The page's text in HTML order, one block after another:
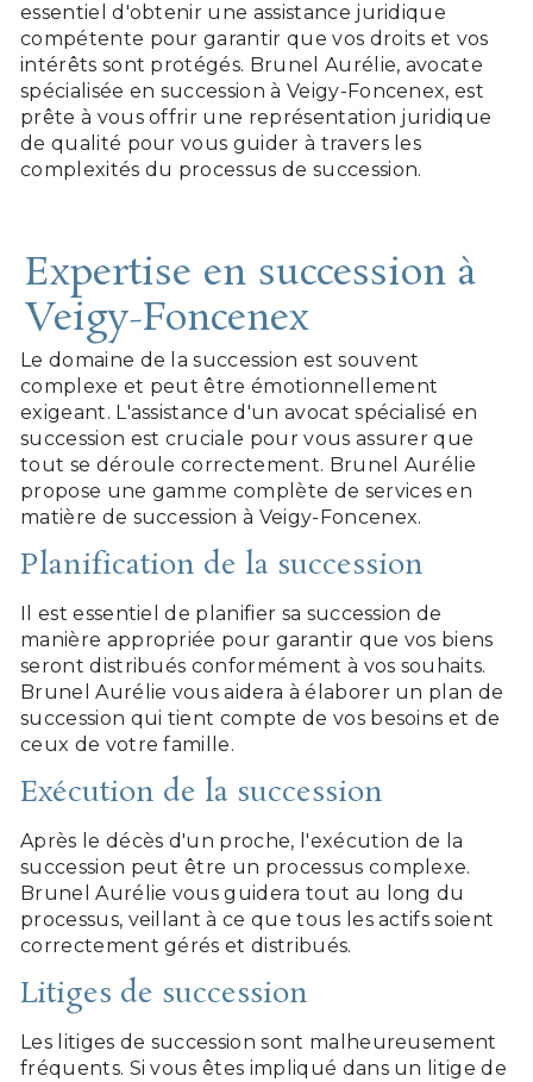
essentiel d'obtenir une assistance juridique
compétente pour garantir que vos droits et vos
intérêts sont protégés. Brunel Aurélie, avocate
spécialisée en succession à Veigy-Foncenex, est
prête à vous offrir une représentation juridique
de qualité pour vous guider à travers les
complexités du processus de succession.
Expertise en succession à
Veigy-Foncenex
Le domaine de la succession est souvent
complexe et peut être émotionnellement
exigeant. L'assistance d'un avocat spécialisé en
succession est cruciale pour vous assurer que
tout se déroule correctement. Brunel Aurélie
propose une gamme complète de services en
matière de succession à Veigy-Foncenex.
Planification de la succession
Il est essentiel de planifier sa succession de
manière appropriée pour garantir que vos biens
seront distribués conformément à vos souhaits.
Brunel Aurélie vous aidera à élaborer un plan de
succession qui tient compte de vos besoins et de
ceux de votre famille.
Exécution de la succession
Après le décès d'un proche, l'exécution de la
succession peut être un processus complexe.
Brunel Aurélie vous guidera tout au long du
processus, veillant à ce que tous les actifs soient
correctement gérés et distribués.
Litiges de succession
Les litiges de succession sont malheureusement
fréquents. Si vous êtes impliqué dans un litige de